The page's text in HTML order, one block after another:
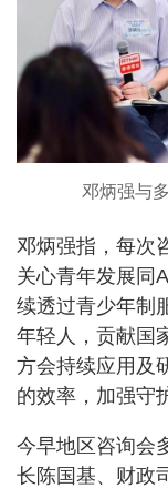
邓炳强与
邓炳强指，每次
关心青年发展同
续透过青少年制
年轻人，贡献国
方会持续应用及
的效率，加强守
今早地区咨询会
长陈国基、财政